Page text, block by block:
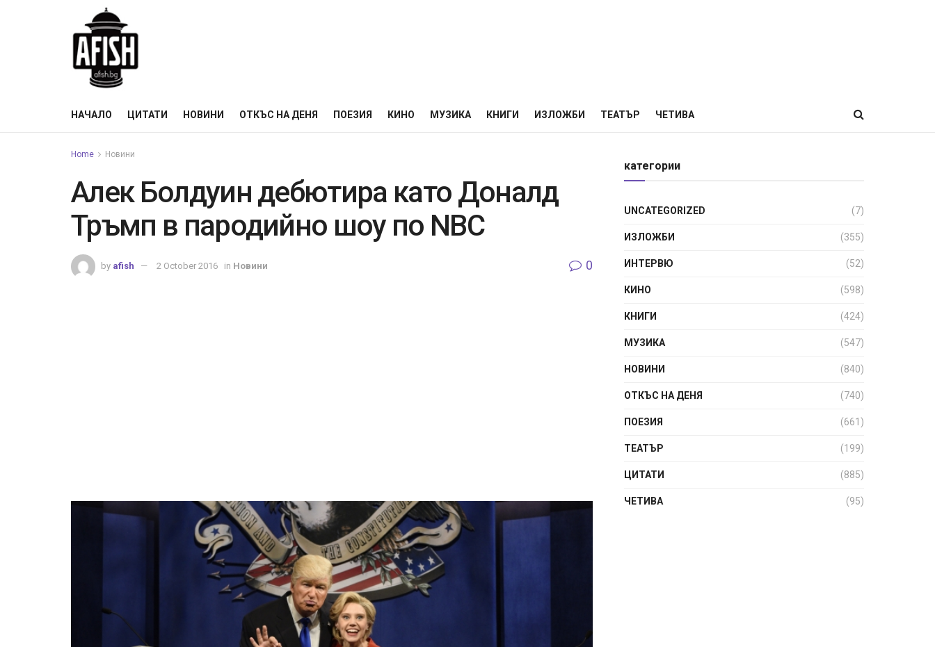
НАЧАЛО ЦИТАТИ НОВИНИ ОТКЪС НА ДЕНЯ ПОЕЗИЯ КИНО МУЗИКА КНИГИ ИЗЛОЖБИ ТЕАТЪР ЧЕТИВА
Home Новини
Алек Болдуин дебютира като Доналд
Тръмп в пародийно шоу по NBC
by afish 2 October 2016 in Новини 0
категории
UNCATEGORIZED (7)
ИЗЛОЖБИ (355)
ИНТЕРВЮ (52)
КИНО (598)
КНИГИ (424)
МУЗИКА (547)
НОВИНИ (840)
ОТКЪС НА ДЕНЯ (740)
ПОЕЗИЯ (661)
ТЕАТЪР (199)
ЦИТАТИ (885)
ЧЕТИВА (95)